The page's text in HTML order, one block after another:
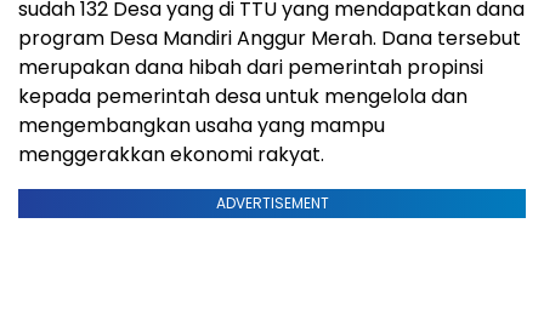
sudah 132 Desa yang di TTU yang mendapatkan dana
program Desa Mandiri Anggur Merah. Dana tersebut
merupakan dana hibah dari pemerintah propinsi
kepada pemerintah desa untuk mengelola dan
mengembangkan usaha yang mampu
menggerakkan ekonomi rakyat.
ADVERTISEMENT